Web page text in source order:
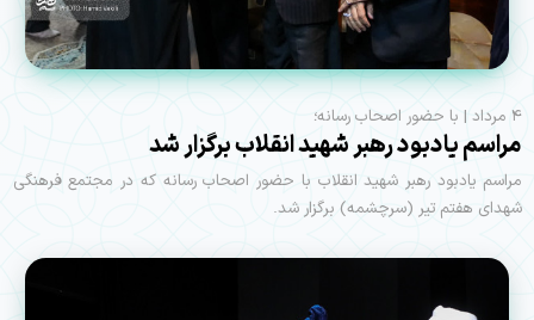
۴ مرداد | با حضور اصحاب رسانه؛
مراسم یادبود رهبر شهید انقلاب برگزار شد
مراسم یادبود رهبر شهید انقلاب با حضور اصحاب رسانه که در مجتمع فرهنگی
شهدای هفتم تیر (سرچشمه) برگزار شد.